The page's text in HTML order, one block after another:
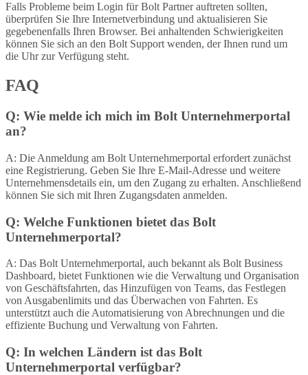
Falls Probleme beim Login für Bolt Partner auftreten sollten,
überprüfen Sie Ihre Internetverbindung und aktualisieren Sie
gegebenenfalls Ihren Browser. Bei anhaltenden Schwierigkeiten
können Sie sich an den Bolt Support wenden, der Ihnen rund um
die Uhr zur Verfügung steht.
FAQ
Q: Wie melde ich mich im Bolt Unternehmerportal
an?
A: Die Anmeldung am Bolt Unternehmerportal erfordert zunächst
eine Registrierung. Geben Sie Ihre E-Mail-Adresse und weitere
Unternehmensdetails ein, um den Zugang zu erhalten. Anschließend
können Sie sich mit Ihren Zugangsdaten anmelden.
Q: Welche Funktionen bietet das Bolt
Unternehmerportal?
A: Das Bolt Unternehmerportal, auch bekannt als Bolt Business
Dashboard, bietet Funktionen wie die Verwaltung und Organisation
von Geschäftsfahrten, das Hinzufügen von Teams, das Festlegen
von Ausgabenlimits und das Überwachen von Fahrten. Es
unterstützt auch die Automatisierung von Abrechnungen und die
effiziente Buchung und Verwaltung von Fahrten.
Q: In welchen Ländern ist das Bolt
Unternehmerportal verfügbar?